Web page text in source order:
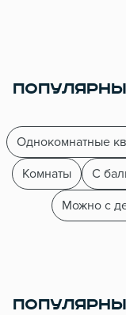
Однокомнатные
Комнаты С
Можно с